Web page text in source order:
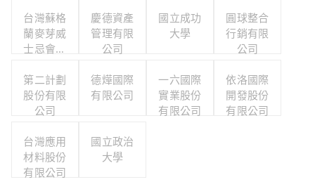
台灣蘇格
蘭麥芽威
士忌會所
公司
慶德資產
管理有限
公司
國立成功
大學
圓球整合
行銷有限
公司
第二計劃
股份有限
公司
德燁國際
有限公司
一六國際
實業股份
有限公司
依洛國際
開發股份
有限公司
台灣應用
材料股份
有限公司
國立政治
大學